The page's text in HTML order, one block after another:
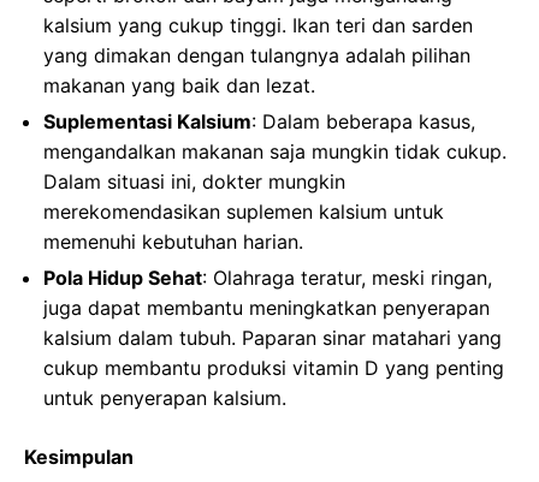
kalsium yang cukup tinggi. Ikan teri dan sarden
yang dimakan dengan tulangnya adalah pilihan
makanan yang baik dan lezat.
Suplementasi Kalsium: Dalam beberapa kasus,
mengandalkan makanan saja mungkin tidak cukup.
Dalam situasi ini, dokter mungkin
merekomendasikan suplemen kalsium untuk
memenuhi kebutuhan harian.
Pola Hidup Sehat: Olahraga teratur, meski ringan,
juga dapat membantu meningkatkan penyerapan
kalsium dalam tubuh. Paparan sinar matahari yang
cukup membantu produksi vitamin D yang penting
untuk penyerapan kalsium.
Kesimpulan